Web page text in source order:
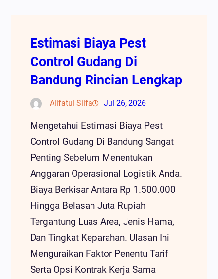
Estimasi Biaya Pest
Control Gudang Di
Bandung Rincian Lengkap
Alifatul Silfa Jul 26, 2026
Mengetahui Estimasi Biaya Pest
Control Gudang Di Bandung Sangat
Penting Sebelum Menentukan
Anggaran Operasional Logistik Anda.
Biaya Berkisar Antara Rp 1.500.000
Hingga Belasan Juta Rupiah
Tergantung Luas Area, Jenis Hama,
Dan Tingkat Keparahan. Ulasan Ini
Menguraikan Faktor Penentu Tarif
Serta Opsi Kontrak Kerja Sama